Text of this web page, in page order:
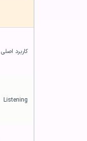
کاربرد اصلی
Listening